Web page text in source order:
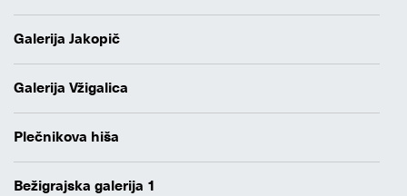
Galerija Jakopič
Galerija Vžigalica
Plečnikova hiša
Bežigrajska galerija 1